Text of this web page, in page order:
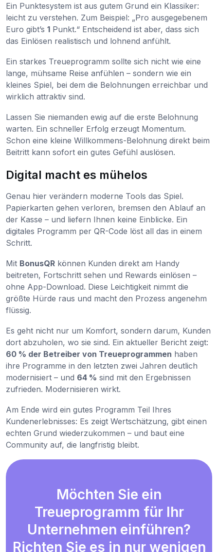
Ein Punktesystem ist aus gutem Grund ein Klassiker:
leicht zu verstehen. Zum Beispiel: „Pro ausgegebenem
Euro gibt’s 1 Punkt.“ Entscheidend ist aber, dass sich
das Einlösen realistisch und lohnend anfühlt.
Ein starkes Treueprogramm sollte sich nicht wie eine
lange, mühsame Reise anfühlen – sondern wie ein
kleines Spiel, bei dem die Belohnungen erreichbar und
wirklich attraktiv sind.
Lassen Sie niemanden ewig auf die erste Belohnung
warten. Ein schneller Erfolg erzeugt Momentum.
Schon eine kleine Willkommens-Belohnung direkt beim
Beitritt kann sofort ein gutes Gefühl auslösen.
Digital macht es mühelos
Genau hier verändern moderne Tools das Spiel.
Papierkarten gehen verloren, bremsen den Ablauf an
der Kasse – und liefern Ihnen keine Einblicke. Ein
digitales Programm per QR-Code löst all das in einem
Schritt.
Mit BonusQR können Kunden direkt am Handy
beitreten, Fortschritt sehen und Rewards einlösen –
ohne App-Download. Diese Leichtigkeit nimmt die
größte Hürde raus und macht den Prozess angenehm
flüssig.
Es geht nicht nur um Komfort, sondern darum, Kunden
dort abzuholen, wo sie sind. Ein aktueller Bericht zeigt:
60 % der Betreiber von Treueprogrammen haben
ihre Programme in den letzten zwei Jahren deutlich
modernisiert – und 64 % sind mit den Ergebnissen
zufrieden. Modernisieren wirkt.
Am Ende wird ein gutes Programm Teil Ihres
Kundenerlebnisses: Es zeigt Wertschätzung, gibt einen
echten Grund wiederzukommen – und baut eine
Community auf, die langfristig bleibt.
Möchten Sie ein
Treueprogramm für Ihr
Unternehmen einführen?
Richten Sie es in nur wenigen